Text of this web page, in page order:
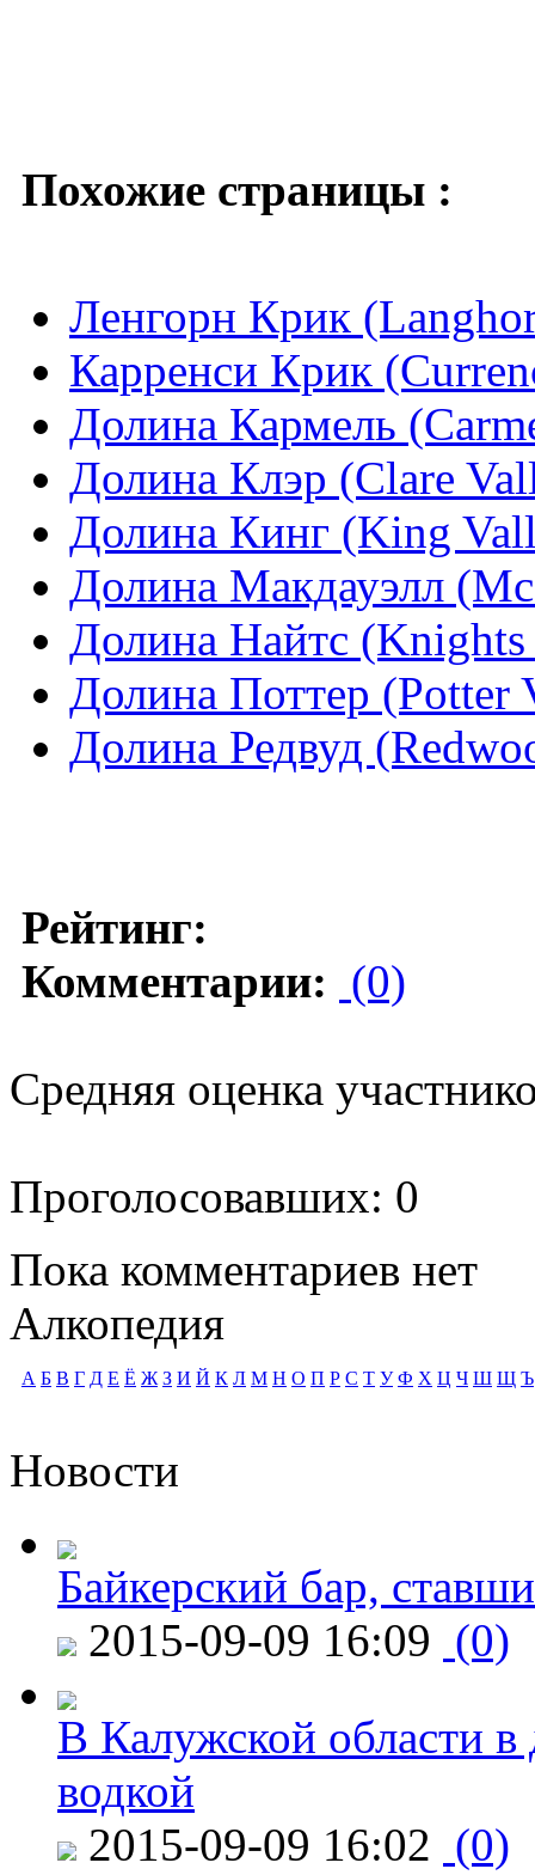
Похожие страницы :
Ленгорн Крик
Карренси Крик
Долина Кармель
Долина Клэр (Clare
Долина Кинг (King
Долина Макдауэлл
Долина Найтс
Долина Поттер (Potter
Долина Редвуд
Рейтинг:
Комментарии: (0)
Средняя оценка
Проголосовавших: 0
Пока комментариев нет
Алкопедия
А Б В Г Д Е Ё Ж З И Й К Л М Н О П Р С Т У Ф Х Ц Ч Ш Щ Ъ
Новости
Байкерский бар,
2015-09-09 16:09 (0)
В Калужской области в
водкой
2015-09-09 16:02 (0)